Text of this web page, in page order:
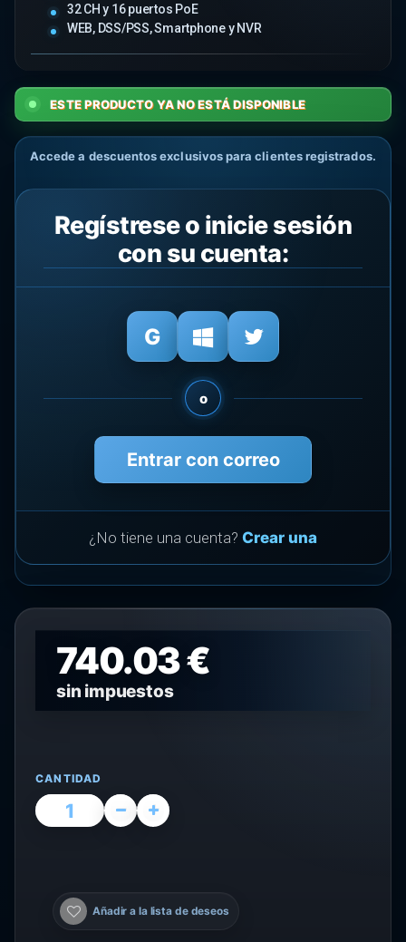
32 CH y 16 puertos PoE
WEB, DSS/PSS, Smartphone y NVR
ESTE PRODUCTO YA NO ESTÁ DISPONIBLE
Accede a descuentos exclusivos para clientes registrados.
Regístrese o inicie sesión
con su cuenta:
o
Entrar con correo
¿No tiene una cuenta? Crear una
740.03 €
sin impuestos
CANTIDAD
Añadir a la lista de deseos